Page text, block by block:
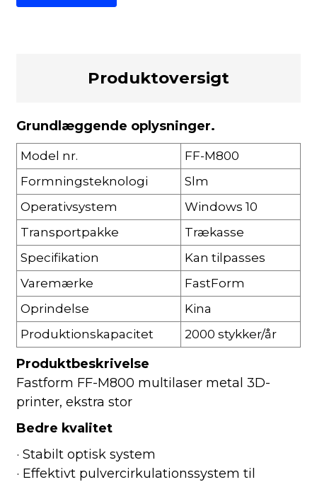
Produktoversigt
Grundlæggende oplysninger.
Model nr.
FF-M800
Formningsteknologi
Slm
Operativsystem
Windows 10
Transportpakke
Trækasse
Specifikation
Kan tilpasses
Varemærke
FastForm
Oprindelse
Kina
Produktionskapacitet
2000 stykker/år
Produktbeskrivelse
Fastform FF-M800 multilaser metal 3D-
printer, ekstra stor
Bedre kvalitet
· Stabilt optisk system
· Effektivt pulvercirkulationssystem til